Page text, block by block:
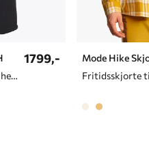
Teknisk 3-lags bukse til herre
1799,-
Mode Hike
Fritidsskjorte